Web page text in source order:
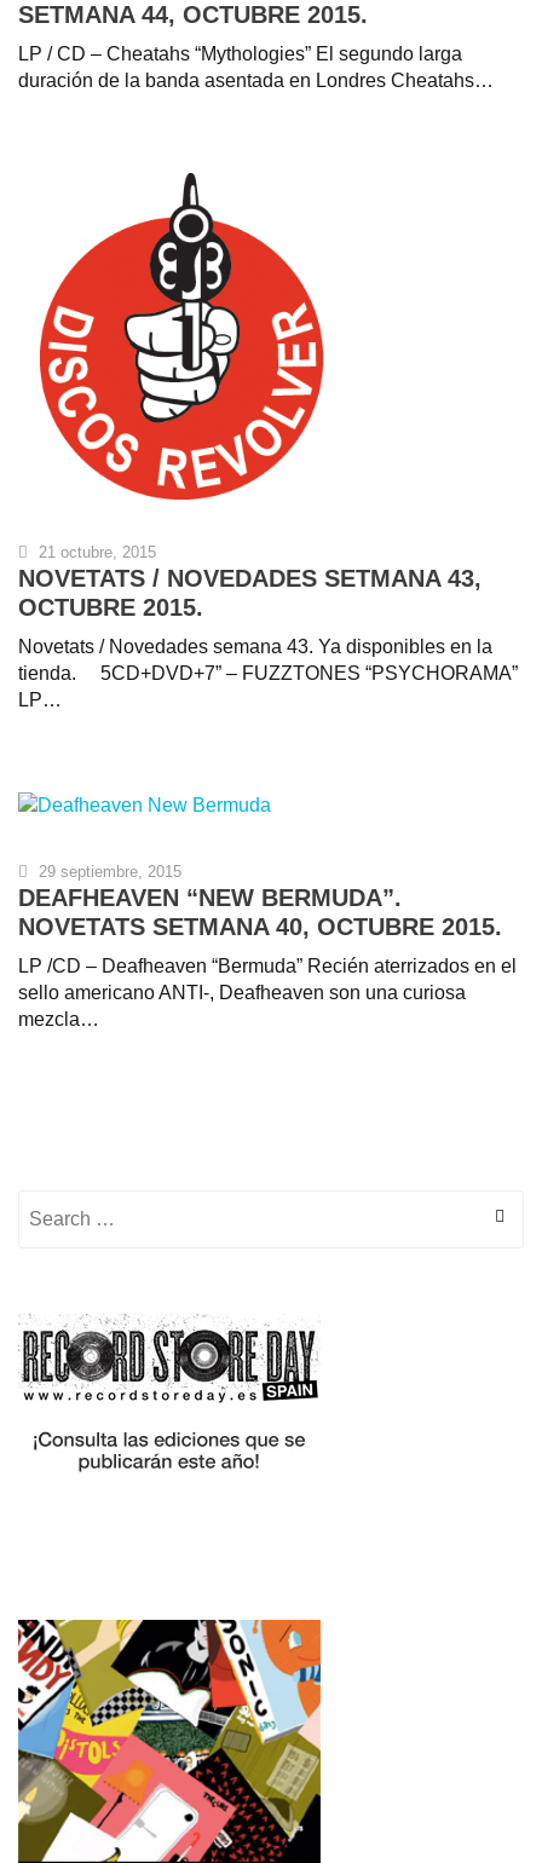
SETMANA 44, OCTUBRE 2015.
LP / CD – Cheatahs “Mythologies” El segundo larga
duración de la banda asentada en Londres Cheatahs…
21 octubre, 2015
NOVETATS / NOVEDADES SETMANA 43,
OCTUBRE 2015.
Novetats / Novedades semana 43. Ya disponibles en la
tienda. 5CD+DVD+7” – FUZZTONES “PSYCHORAMA”
LP…
29 septiembre, 2015
DEAFHEAVEN “NEW BERMUDA”.
NOVETATS SETMANA 40, OCTUBRE 2015.
LP /CD – Deafheaven “Bermuda” Recién aterrizados en el
sello americano ANTI-, Deafheaven son una curiosa
mezcla…